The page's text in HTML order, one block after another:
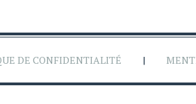
DE CONFIDENTIALITÉ